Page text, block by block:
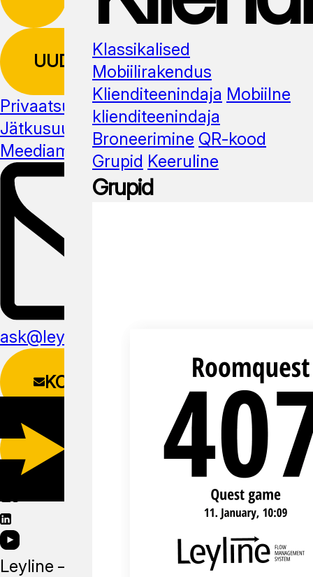
UUDISKIRI
Privaatsuspoliitika
Jätkusuutlikus
Meediamaterjal
ask@leyline.li
KONTAKTIVORM
LAADI ALLA
MOBIILIRAKENDUS
Leyline —
Klassikalised
Mobiilirakendus
Klienditeenindaja Mobiilne
klienditeenindaja
Broneerimine QR-kood
Grupid Keeruline
Grupid